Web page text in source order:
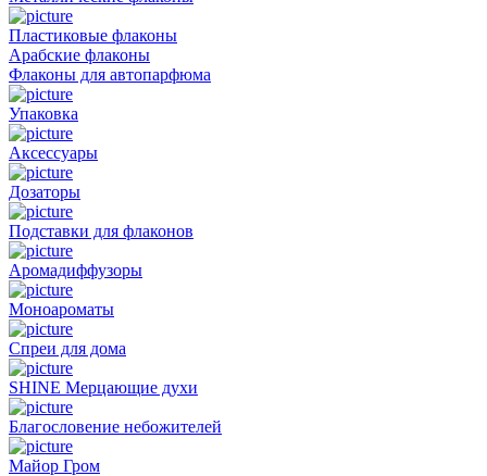
Пластиковые флаконы
Арабские флаконы
Флаконы для автопарфюма
Упаковка
Аксессуары
Дозаторы
Подставки для флаконов
Аромадиффузоры
Моноароматы
Спреи для дома
SHINE Мерцающие духи
Благословение небожителей
Майор Гром